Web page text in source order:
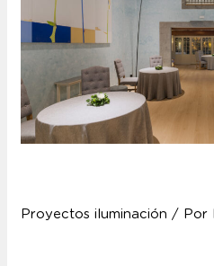
Proyectos iluminación / Por